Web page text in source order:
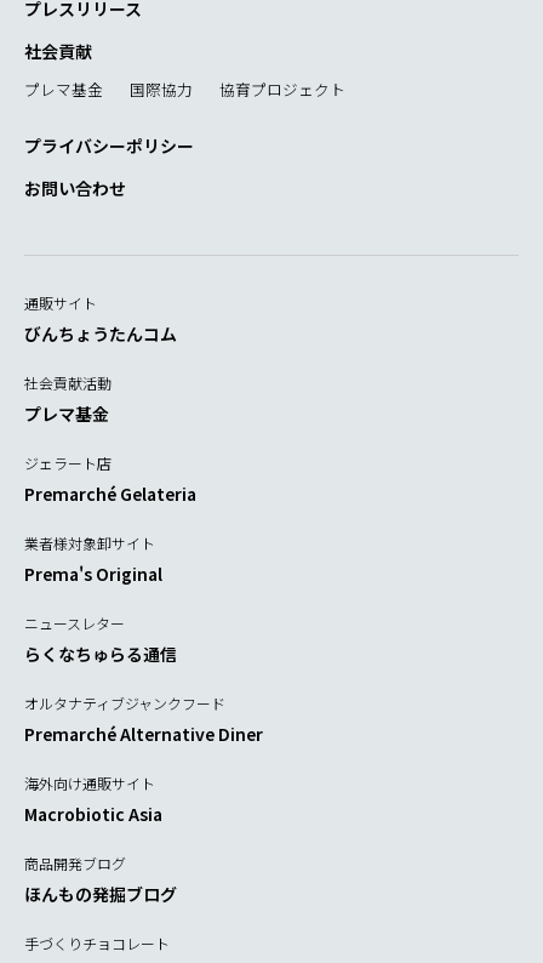
プレスリリース
社会貢献
プレマ基金 国際協力 協育プロジェクト
プライバシーポリシー
お問い合わせ
通販サイト
びんちょうたんコム
社会貢献活動
プレマ基金
ジェラート店
Premarché Gelateria
業者様対象卸サイト
Prema's Original
ニュースレター
らくなちゅらる通信
オルタナティブジャンクフード
Premarché Alternative Diner
海外向け通販サイト
Macrobiotic Asia
商品開発ブログ
ほんもの発掘ブログ
手づくりチョコレート